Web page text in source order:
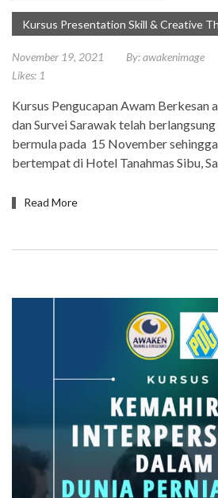
Kursus Presentation Skill & Creative
November 19, 2021 By:awakenimage
Likes: 1
Kursus Pengucapan Awam Berkesan
dan Survei Sarawak telah
bermula pada 15 November
bertempat di Hotel Tanahmas Sibu,
Read More